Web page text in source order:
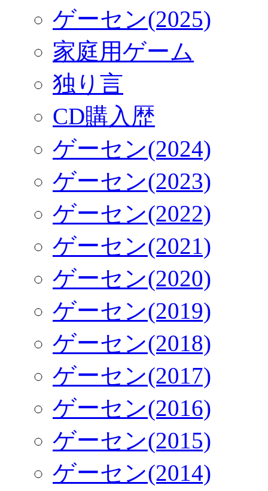
ゲーセン(2025)
家庭用ゲーム
独り言
CD購入歴
ゲーセン(2024)
ゲーセン(2023)
ゲーセン(2022)
ゲーセン(2021)
ゲーセン(2020)
ゲーセン(2019)
ゲーセン(2018)
ゲーセン(2017)
ゲーセン(2016)
ゲーセン(2015)
ゲーセン(2014)